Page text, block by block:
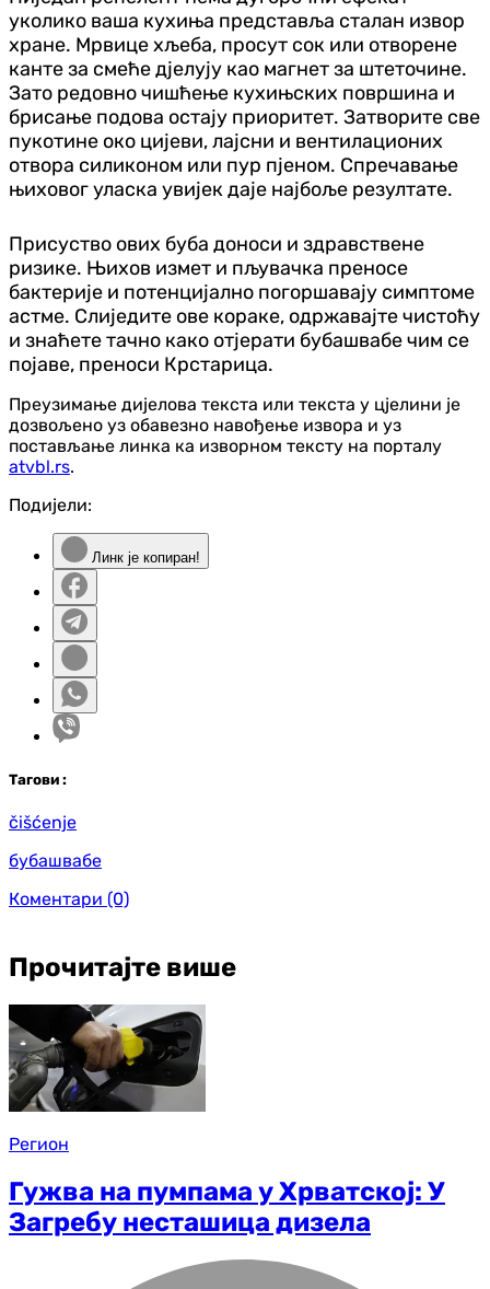
уколико ваша кухиња представља сталан извор
хране. Мрвице хљеба, просут сок или отворене
канте за смеће дјелују као магнет за штеточине.
Зато редовно чишћење кухињских површина и
брисање подова остају приоритет. Затворите све
пукотине око цијеви, лајсни и вентилационих
отвора силиконом или пур пјеном. Спречавање
њиховог уласка увијек даје најбоље резултате.
Присуство ових буба доноси и здравствене
ризике. Њихов измет и пљувачка преносе
бактерије и потенцијално погоршавају симптоме
астме. Слиједите ове кораке, одржавајте чистоћу
и знаћете тачно како отјерати бубашвабе чим се
појаве, преноси Крстарица.
Преузимање дијелова текста или текста у цјелини је
дозвољено уз обавезно навођење извора и уз
постављање линка ка изворном тексту на порталу
atvbl.rs.
Подијели:
Линк је копиран!
Тагови :
čišćenje
бубашвабе
Коментари (0)
Прочитајте више
Регион
Гужва на пумпама у Хрватској: У
Загребу несташица дизела